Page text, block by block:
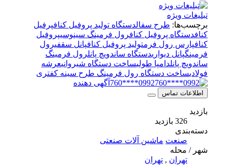
تبلیغات ویژه
برچسب‌ها:طرح سفال دستگاه تولید پروفیل کناف پرفیل
دستگاه پروفیل کناف رول فرمینگ سینوسیپروفیل
پارس رول فرم تولید پروفیل کناف پانل سقفی رول
فرمینگپانل دیواری دستگاه ساندویچ پانلرول فرمینگ
ساندویچ پانلدامپا طولی ساخت دستگاه شیروانیعرشه
ساخت دستگاه رول فرمینگ طرح سینه کفتری
0992****760
آگهی دهنده
اطلاعات تماس
دسته‌بندی
صنعت ماشین آلات صنعتی
شهر / محله
تهران,تهران